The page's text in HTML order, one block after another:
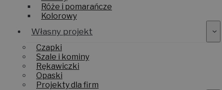
Róże i pomarańcze
Kolorowy
Własny projekt
Czapki
Szale i kominy
Rękawiczki
Opaski
Projekty dla firm